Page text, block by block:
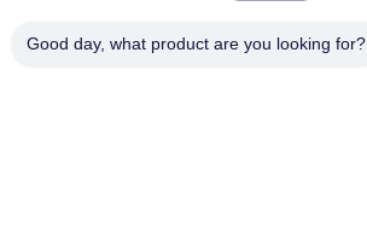
de bastion
sable
Good day, what product are you looking for?